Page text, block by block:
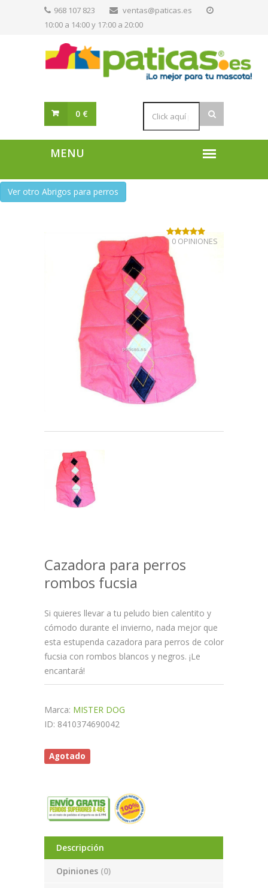
968 107 823
ventas@paticas.es
10:00 a 14:00 y 17:00 a 20:00
0 €
Ver otro Abrigos para perros
Cazadora para perros
rombos fucsia
0 OPINIONES
Si quieres llevar a tu peludo bien calentito y
cómodo durante el invierno, nada mejor que
esta estupenda cazadora para perros de color
fucsia con rombos blancos y negros. ¡Le
encantará!
Marca: MISTER DOG
ID: 8410374690042
Agotado
Descripción
Opiniones (0)